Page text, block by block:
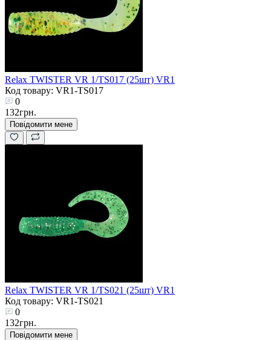
Relax TWISTER VR 1/TS017 (25шт) VR1
Код товару: VR1-TS017
0
132грн.
Повідомити мене
Relax TWISTER VR 1/TS021 (25шт) VR1
Код товару: VR1-TS021
0
132грн.
Повідомити мене